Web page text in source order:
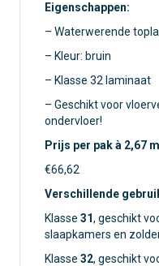
Eigenschappen:
– Waterwerende
– Kleur: bruin
– Klasse 32 laminaat
– Geschikt voor
ondervloer!
Prijs per pak à 2,67
€66,62
Verschillende
Klasse 31, geschikt
slaapkamers en
Klasse 32, geschikt